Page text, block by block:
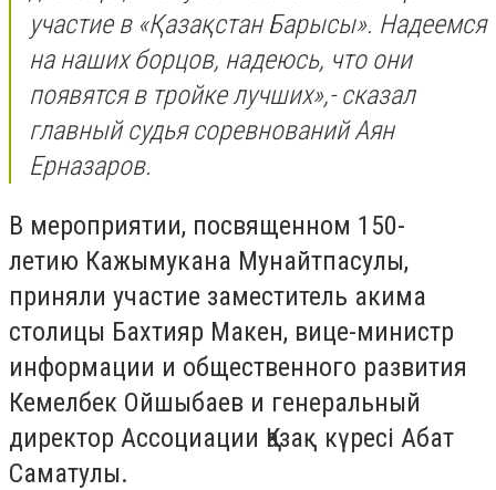
участие в «Қазақстан Барысы». Надеемся
на наших борцов, надеюсь, что они
появятся в тройке лучших»,- сказал
главный судья соревнований Аян
Ерназаров.
В мероприятии, посвященном 150-
летию Кажымукана Мунайтпасулы,
приняли участие заместитель акима
столицы Бахтияр Макен, вице-министр
информации и общественного развития
Кемелбек Ойшыбаев и генеральный
директор Ассоциации Қазақ күресі Абат
Саматулы.